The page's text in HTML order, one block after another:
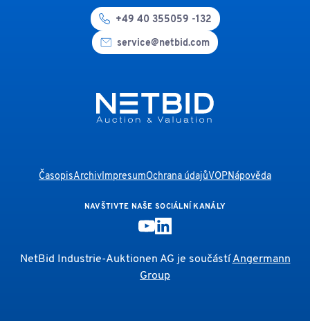
+49 40 355059 -132
service@netbid.com
ČasopisArchivImpresumOchrana údajůVOPNápověda
NAVŠTIVTE NAŠE SOCIÁLNÍ KANÁLY
NetBid Industrie-Auktionen AG je součástíAngermann
Group